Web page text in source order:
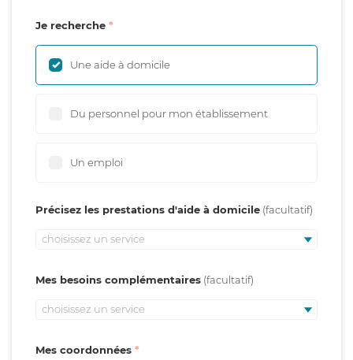
Je recherche
Une aide à domicile
Du personnel pour mon établissement
Un emploi
Précisez les prestations d'aide à domicile
choisissez un service
Mes besoins complémentaires
choisissez un service
Mes coordonnées